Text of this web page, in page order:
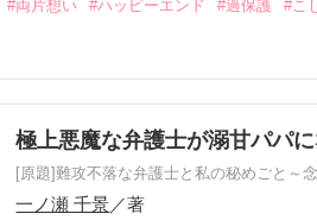
サイエンスコーポレーションシリーズ第
う一度　（書籍化に伴い、改題しました
リン
#両片想い #ハッピーエンド #過保護 #こ
続くのは苦しいけど、
極上悪魔な弁護士が溺甘パパ
[原題]難攻不落な弁護士と私の秘めごと～
一ノ瀬 千景／著